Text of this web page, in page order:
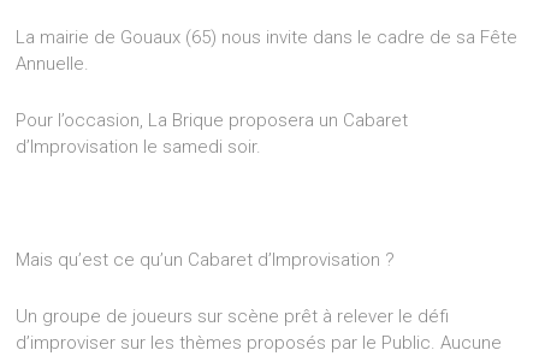
La mairie de Gouaux (65) nous invite dans le cadre de sa Fête
Annuelle.
Pour l’occasion, La Brique proposera un Cabaret
d’Improvisation le samedi soir.
Mais qu’est ce qu’un Cabaret d’Improvisation ?
Un groupe de joueurs sur scène prêt à relever le défi
d’improviser sur les thèmes proposés par le Public. Aucune
Hangar Communal - GOUAUX